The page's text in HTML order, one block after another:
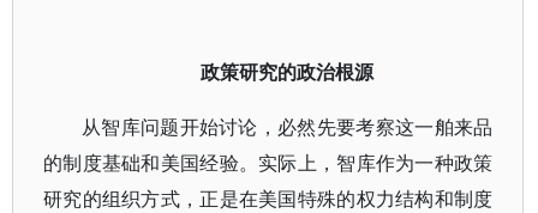
政策研究的政治根源
从智库问题开始讨论，必然先要考察这一舶来品
的制度基础和美国经验。实际上，智库作为一种政策
研究的组织方式，正是在美国特殊的权力结构和制度